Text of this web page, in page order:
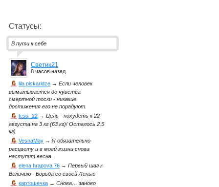
Статусы:
В пути к себе
Светик21
8 часов назад
lila piskaridze → Если человек
выматывается до чувства
смертной тоски - никакие
достижения его не порадуют.
tess_22 → Цель - похудеть к 22
августа на 3 кг (63 кг)! Осталось 2.5
кг)
VesnaMay →Я обязательно
расцвету и в моей жизни снова
наступит весна.
elena hrapova 76 → Первый шаг к
Величию - Борьба со своей Ленью
картошечка → Снова… заново